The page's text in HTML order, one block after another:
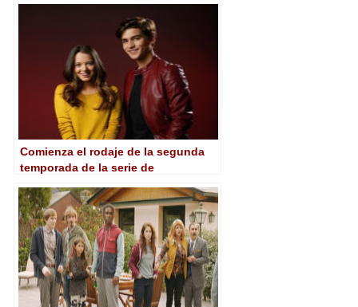
Comienza el rodaje de la segunda
temporada de la serie de
por Mediapro y Viacom